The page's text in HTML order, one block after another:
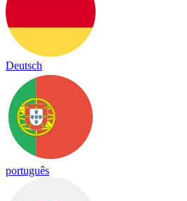
Deutsch
português